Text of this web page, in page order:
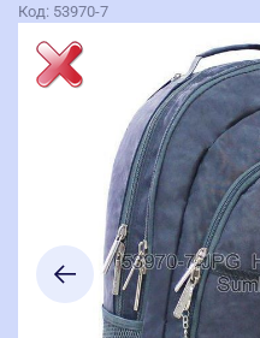
Код: 53970-7